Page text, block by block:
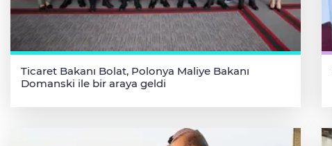
Ticaret Bakanı Bolat, Polonya Maliye Bakanı
Domanski ile bir araya geldi